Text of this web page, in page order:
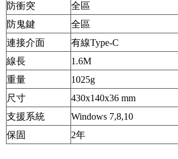
防衝突
全區
防鬼鍵
全區
連接介面
有線Type-C
線長
1.6M
重量
1025g
尺寸
430x140x36 mm
支援系統
Windows 7,8,10
保固
2年